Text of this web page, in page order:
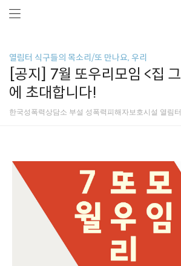
열림터 식구들의 목소리/또 만나요, 우리
[공지] 7월 또우리모임 <집
에 초대합니다!
한국성폭력상담소 부설 성폭력피해자보호시설 열림터